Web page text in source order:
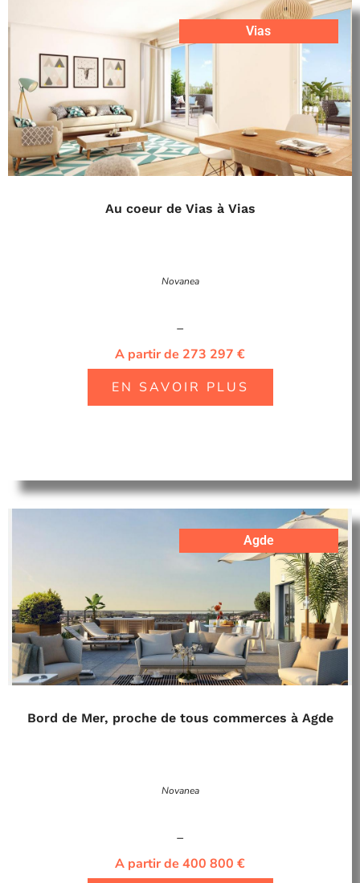
Vias
Au coeur de Vias à Vias
Novanea
–
A partir de 273 297 €
EN SAVOIR PLUS
Agde
Bord de Mer, proche de tous commerces à Agde
Novanea
–
A partir de 400 800 €